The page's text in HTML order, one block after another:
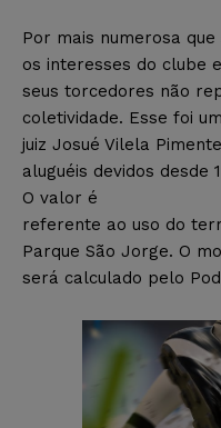
Por mais numerosa
os interesses do clube
seus torcedores não
coletividade. Esse foi
juiz Josué Vilela
aluguéis devidos desde
O valor é
referente ao uso do
Parque São Jorge. O
será calculado pelo